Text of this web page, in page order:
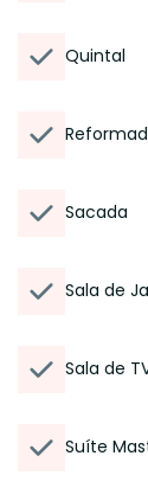
Quintal
Sacada
Sala de
Sala de
Suíte